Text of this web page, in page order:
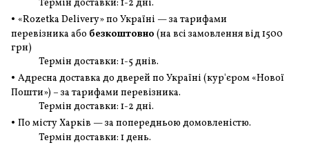
Термін доставки: 1-2 дні.
• «Rozetka Delivery» по Україні — за тарифами
перевізника або безкоштовно (на всі замовленнявід 1500
грн)
Термін доставки: 1-5 днів.
• Адресна доставка до дверей по Україні (кур'єром «Нової
Пошти») – за тарифами перевізника.
Термін доставки: 1-2 дні.
• По місту Харків — за попередньою домовленістю.
Термін доставки: 1 день.